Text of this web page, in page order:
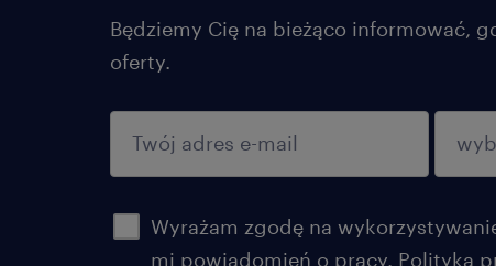
Będziemy Cię na bieżąco informować,
oferty.
Wyrażam zgodę na
mi powiadomień o pracy. Polityka
potwierdź